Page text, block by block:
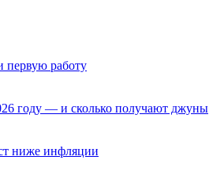
первую работу
году — и сколько получают джуны
ниже инфляции